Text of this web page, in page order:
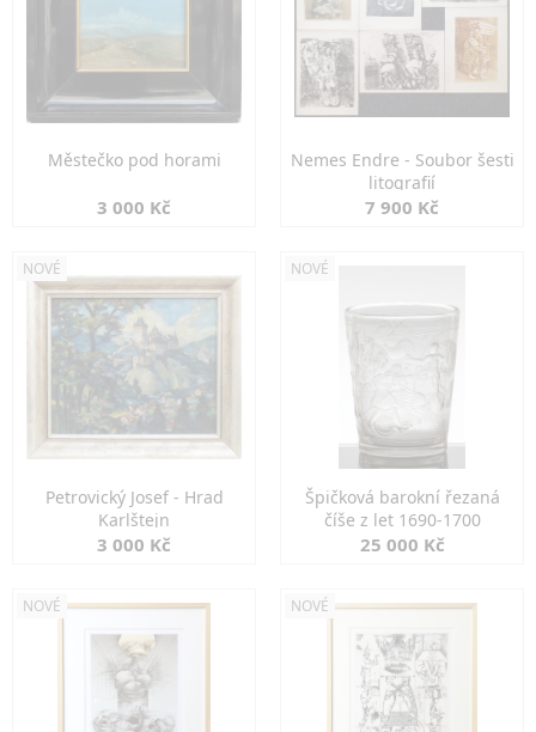
Městečko pod horami
3 000 Kč
Nemes Endre - Soubor šesti
litografií
7 900 Kč
NOVÉ
Petrovický Josef - Hrad
Karlštejn
3 000 Kč
NOVÉ
Špičková barokní řezaná
číše z let 1690-1700
25 000 Kč
NOVÉ NOVÉ